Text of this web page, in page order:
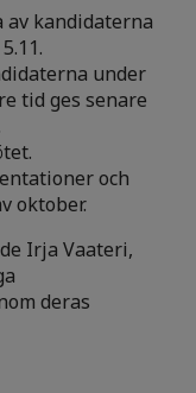
kandidaterna
under
tid ges senare
och
oktober.
Irja Vaateri,
deras